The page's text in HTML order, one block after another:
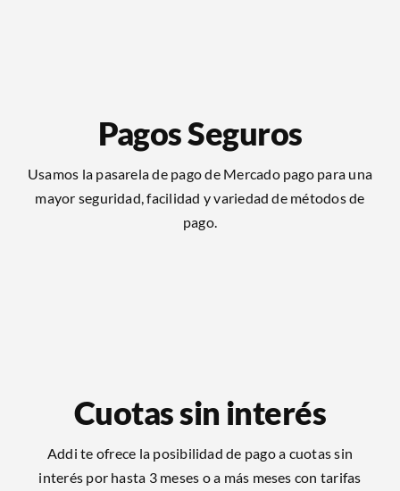
Pagos Seguros
Usamos la pasarela de pago de Mercado pago para una
mayor seguridad, facilidad y variedad de métodos de
pago.
Cuotas sin interés
Addi te ofrece la posibilidad de pago a cuotas sin
interés por hasta 3 meses o a más meses con tarifas